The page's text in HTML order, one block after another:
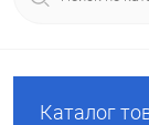
Каталог